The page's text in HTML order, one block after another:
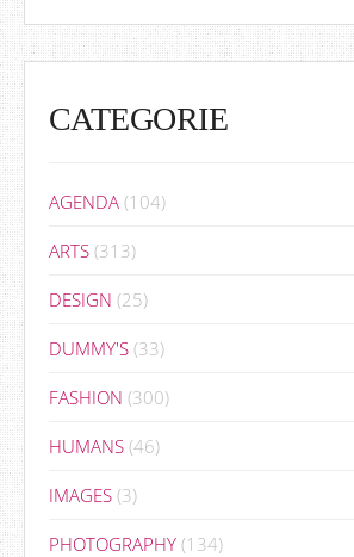
CATEGORIE
AGENDA (104)
ARTS (313)
DESIGN (25)
DUMMY'S (33)
FASHION (300)
HUMANS (46)
IMAGES (3)
PHOTOGRAPHY (134)